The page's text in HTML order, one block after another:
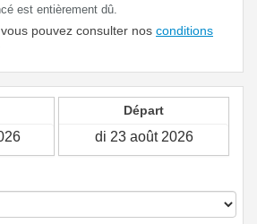
est entièrement dû.
pouvez consulter nos conditions
Départ